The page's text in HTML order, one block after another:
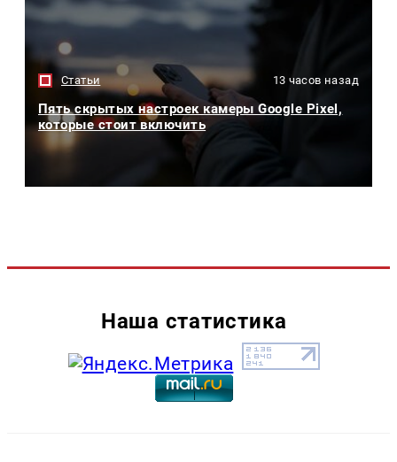
Статьи 13 часов назад
Пять скрытых настроек камеры Google Pixel,
которые стоит включить
Наша статистика